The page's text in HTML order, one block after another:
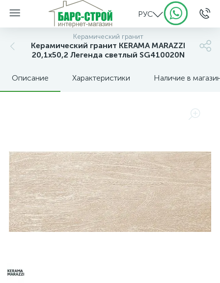
РУС
Керамический гранит
Керамический гранит KERAMA MARAZZI
20,1х50,2 Легенда светлый SG410020N
Описание Характеристики Наличие в